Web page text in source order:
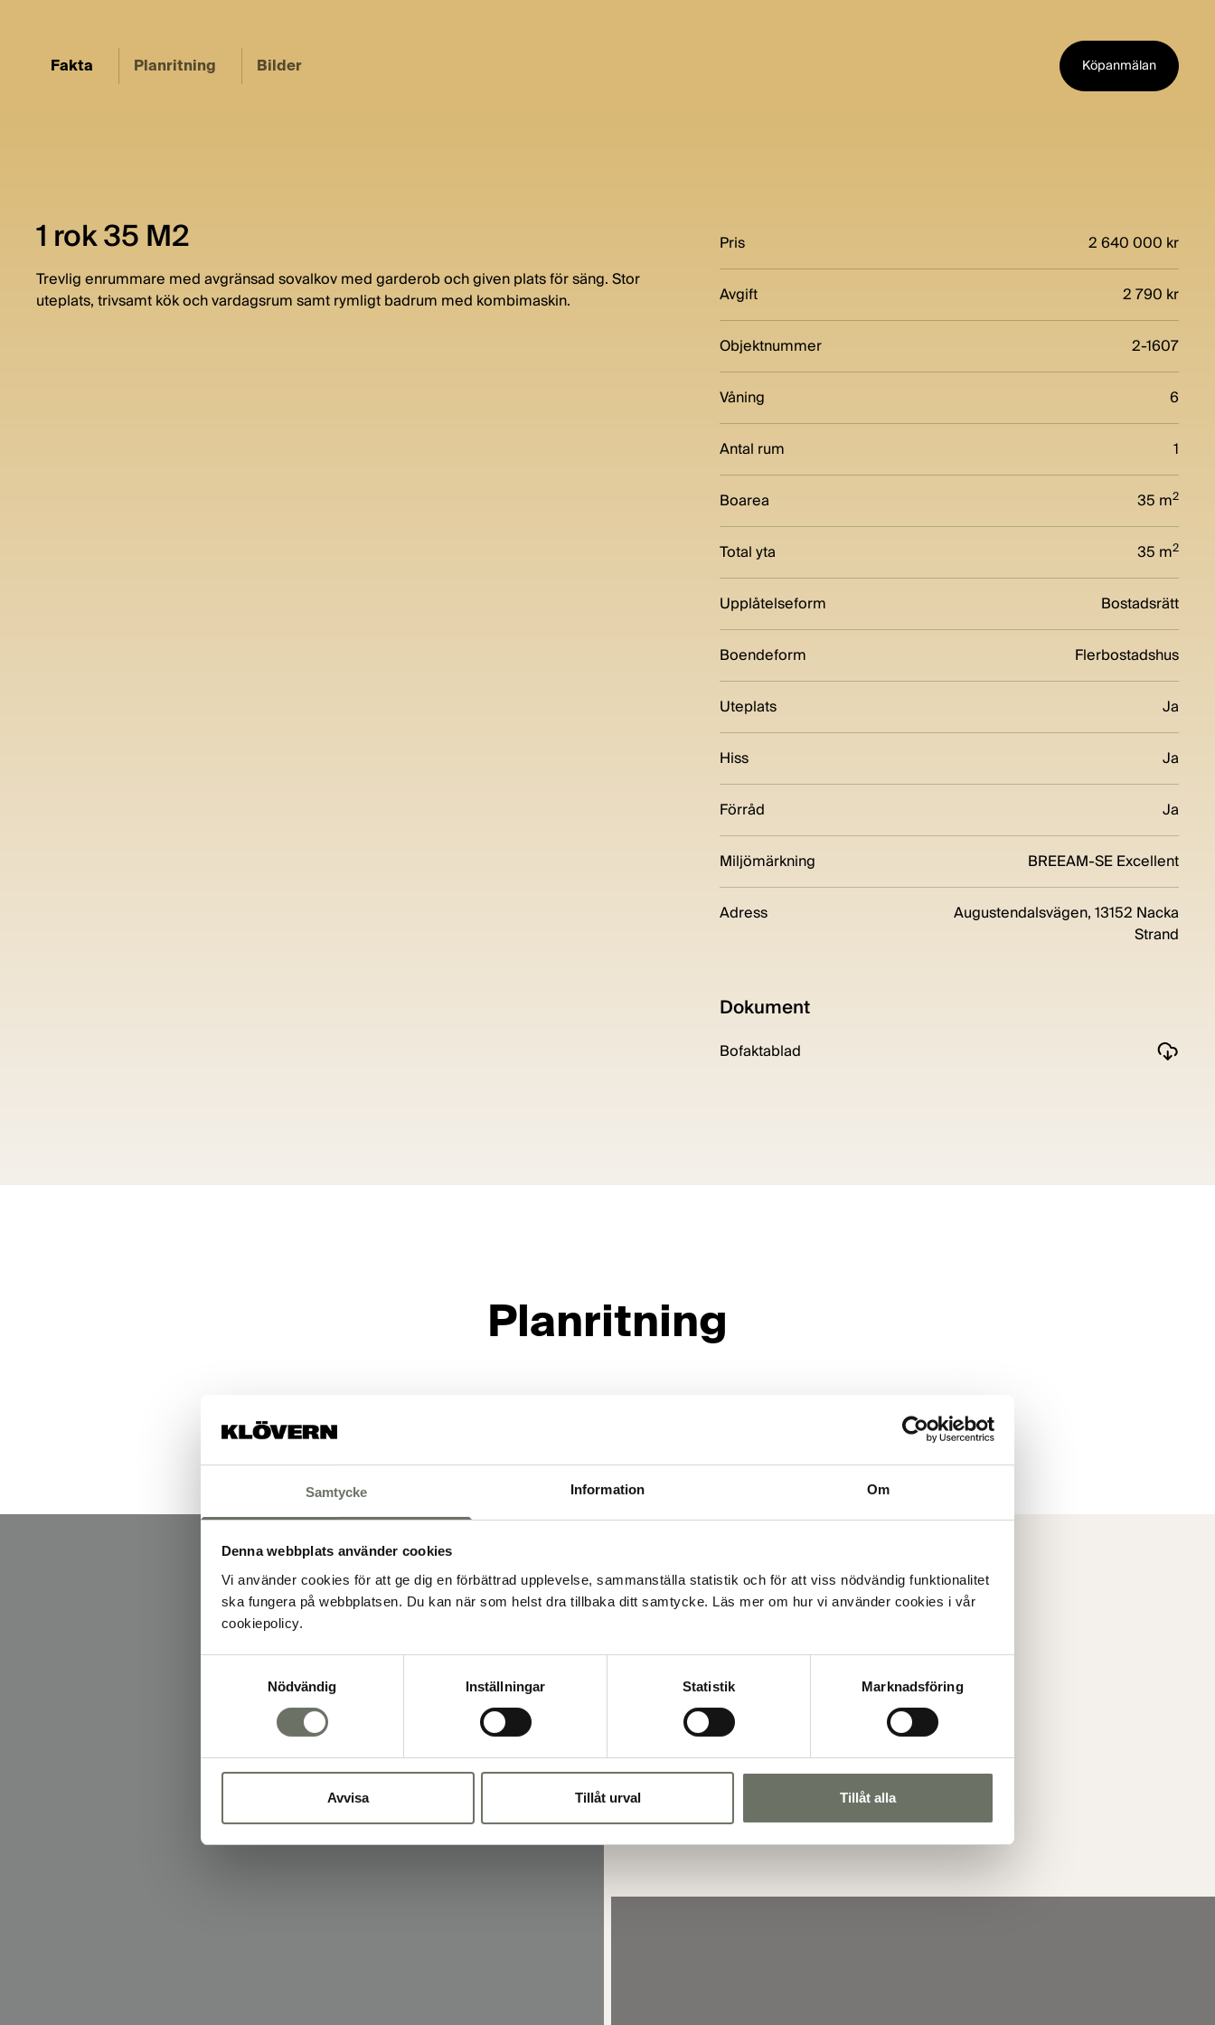
Samtycke Information Om
Denna webbplats använder cookies
Vi använder cookies för att ge dig en förbättrad upplevelse, sammanställa statistik och för att viss nödvändig funktionalitet
ska fungera på webbplatsen. Du kan när som helst dra tillbaka ditt samtycke. Läs mer om hur vi använder cookies i vår
cookiepolicy.
Nödvändig
Inställningar Statistik Marknadsföring
Avvisa Tillåt urval Tillåt alla
Fakta Planritning Bilder Köpanmälan
1 rok 35 M2
Trevlig enrummare med avgränsad sovalkov med garderob och given plats för säng. Stor
uteplats, trivsamt kök och vardagsrum samt rymligt badrum med kombimaskin.
Pris 2 640 000 kr
Avgift 2 790 kr
Objektnummer 2-1607
Våning 6
Antal rum 1
Boarea 35 m2
Total yta 35 m2
Upplåtelseform Bostadsrätt
Boendeform Flerbostadshus
Uteplats Ja
Hiss Ja
Förråd Ja
Miljömärkning BREEAM-SE Excellent
Adress
Augustendalsvägen, 13152 Nacka
Strand
Dokument
Bofaktablad
Planritning